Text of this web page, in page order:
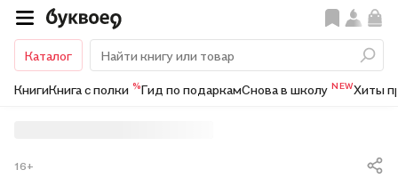
Каталог
КнигиКнига с полки %Гид по подаркамСнова в школу NEWХиты
16+